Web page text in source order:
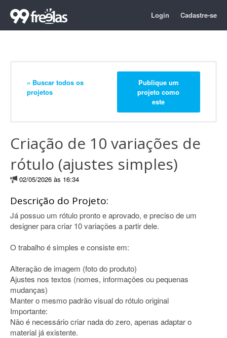
Login Cadastre-se
« Buscar todos os
projetos
Publique um
projeto como
este
Criação de 10 variações de
rótulo (ajustes simples)
02/05/2026 às 16:34
Descrição do Projeto:
Já possuo um rótulo pronto e aprovado, e preciso de um
designer para criar 10 variações a partir dele.
O trabalho é simples e consiste em:
Alteração de imagem (foto do produto)
Ajustes nos textos (nomes, informações ou pequenas
mudanças)
Manter o mesmo padrão visual do rótulo original
Importante:
Não é necessário criar nada do zero, apenas adaptar o
material já existente.